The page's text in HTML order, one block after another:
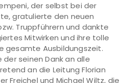
der selbst bei der
gratulierte den neuen
Truppführern und dankte
Mitwirken und ihre tolle
gesamte Ausbildungszeit.
seinen Dank an alle
an die Leitung Florian
Freichel und Michael Wiltz, die